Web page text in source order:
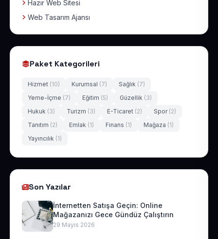
Hazır Web Sitesi
Web Tasarım Ajansı
Paket Kategorileri
Hizmet (10) Kurumsal (7) Sağlık (7)
Yeme-İçme (7) Eğitim (5) Güzellik (3)
Hukuk (3) Turizm (3) E-Ticaret (2) Spor (2)
Tanıtım (2) Emlak (1) Finans (1) Mağaza (1)
Yayıncılık (1)
Son Yazılar
İnternetten Satışa Geçin: Online
Mağazanızı Gece Gündüz Çalıştırın
29 Mayıs 2026